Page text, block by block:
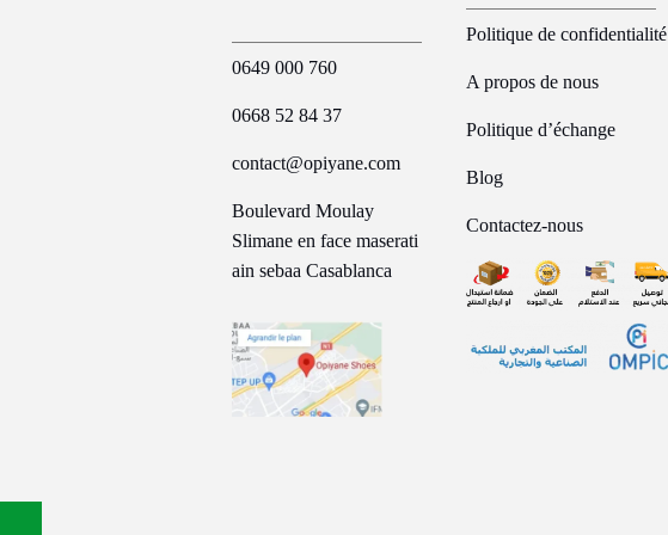
0649 000 760
0668 52 84 37
contact@opiyane.com
Boulevard Moulay
Slimane en face maserati
ain sebaa Casablanca
Politique de confidentialité
A propos de nous
Politique d’échange
Blog
Contactez-nous